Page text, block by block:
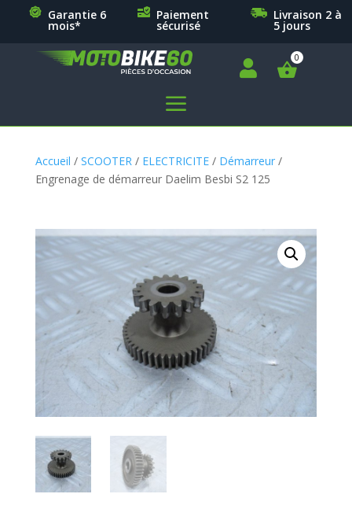
Garantie 6
mois*
Paiement
sécurisé
Livraison 2 à
5 jours

a
Accueil / SCOOTER / ELECTRICITE/ Démarreur/
Engrenage de démarreur Daelim Besbi S2 125